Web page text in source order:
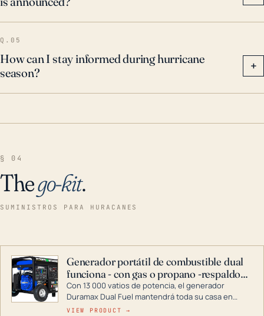
Q.05
How can I stay informed during hurricane
season?
+
§ 04
Thego-kit.
SUMINISTROS PARA HURACANES
Generador portátil de combustible dual
funciona - con gas o propano -respaldo
para el hogar
Con 13 000 vatios de potencia, el generador
Duramax Dual Fuel mantendrá toda su casa en
funcionamiento durante una tormenta o un corte
VIEW PRODUCT →